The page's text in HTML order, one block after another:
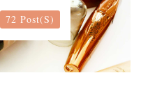
72 Post(s)